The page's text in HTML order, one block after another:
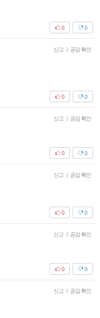
0
0
신고 | 공감 확인
0
0
신고 | 공감 확인
0
0
신고 | 공감 확인
0
0
신고 | 공감 확인
0
0
신고 | 공감 확인